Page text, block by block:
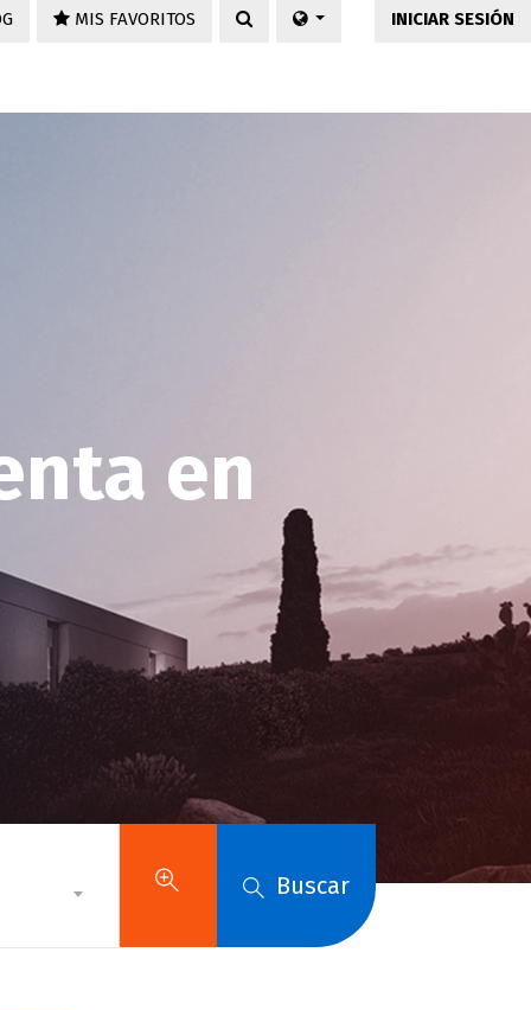
MIS FAVORITOS INICIAR SESIÓN
en
Buscar